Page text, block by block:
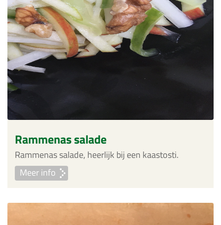
Rammenas salade
Rammenas salade, heerlijk bij een kaastosti.
Meer info